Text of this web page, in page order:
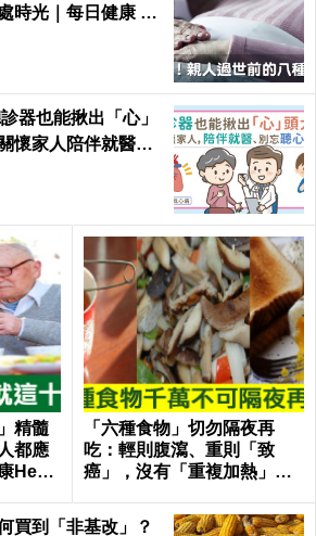
時光｜每日健康 He
器也能揪出「心」
懷家人陪伴就醫、
精髓
都應
Healt
「六種食物」切勿隔夜再
吃：輕則腹瀉、重則「致
癌」，沒有「重複加熱」也
買到「非基改」？